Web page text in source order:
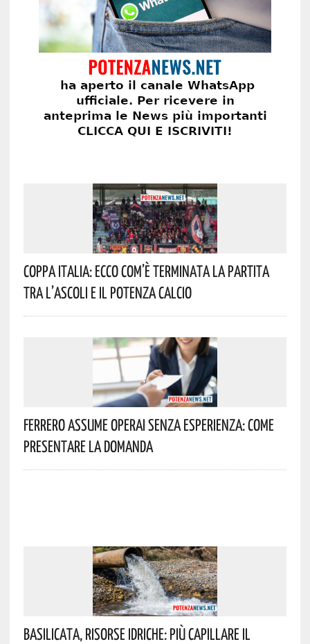
Coppa Italia: Ecco Com’è Terminata La Partita
Tra L’Ascoli E Il Potenza Calcio
Ferrero Assume Operai Senza Esperienza: Come
Presentare La Domanda
Basilicata, Risorse Idriche: Più Capillare Il